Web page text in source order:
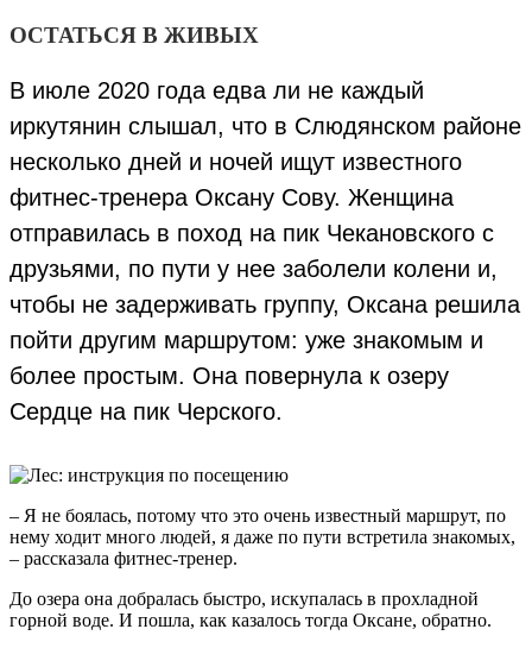
ОСТАТЬСЯ В ЖИВЫХ
В июле 2020 года едва ли не каждый
иркутянин слышал, что в Слюдянском районе
несколько дней и ночей ищут известного
фитнес-тренера Оксану Сову. Женщина
отправилась в поход на пик Чекановского с
друзьями, по пути у нее заболели колени и,
чтобы не задерживать группу, Оксана решила
пойти другим маршрутом: уже знакомым и
более простым. Она повернула к озеру
Сердце на пик Черского.
– Я не боялась, потому что это очень известный маршрут, по
нему ходит много людей, я даже по пути встретила знакомых,
– рассказала фитнес-тренер.
До озера она добралась быстро, искупалась в прохладной
горной воде. И пошла, как казалось тогда Оксане, обратно.